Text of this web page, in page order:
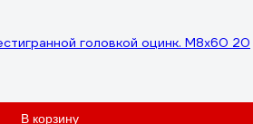
головкой оцинк. М8x60 20
В корзину